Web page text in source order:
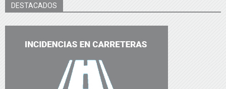
DESTACADOS